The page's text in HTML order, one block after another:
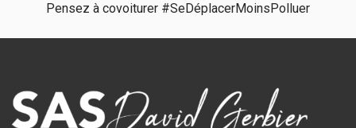
Pensez à covoiturer #SeDéplacerMoinsPolluer